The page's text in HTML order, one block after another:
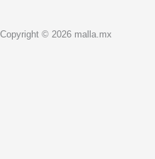
Copyright © 2026 malla.mx